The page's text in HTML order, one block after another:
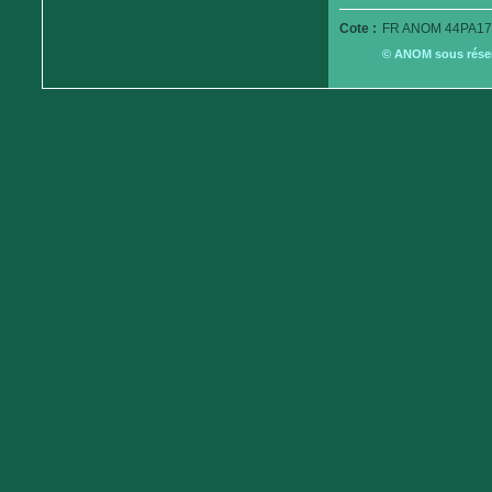
Cote : FR ANOM
© ANOM sous